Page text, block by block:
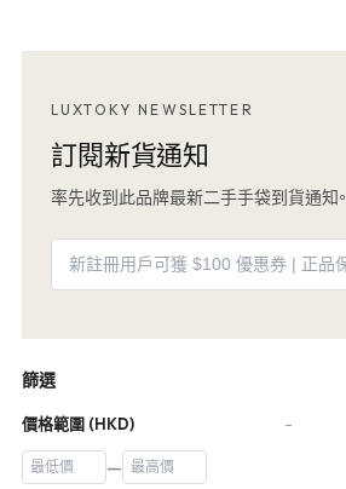
LUXTOKY NEWSLETTER
訂閱新貨通知
率先收到此品牌最新二手手袋到貨通知。
篩選
價格範圍 (HKD) −
—